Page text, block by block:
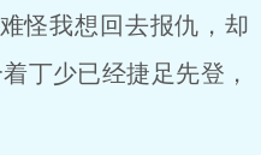
怪我想回去报仇，却
丁少已经捷足先登，